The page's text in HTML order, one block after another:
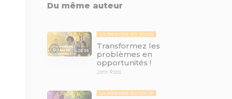
Du même auteur
08:36
LA PENSÉE DU JOUR
Transformez les
problèmes en
opportunités !
John Roos
LA PENSÉE DU JOUR